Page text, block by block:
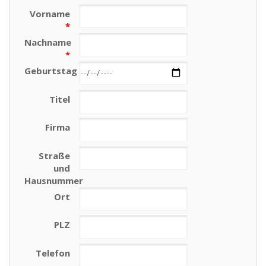
Vorname
*
Nachname
*
Geburtstag
Titel
Firma
Straße
und
Hausnummer
Ort
PLZ
Telefon